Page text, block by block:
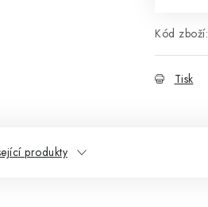
Kód zboží:
Tisk
produkty